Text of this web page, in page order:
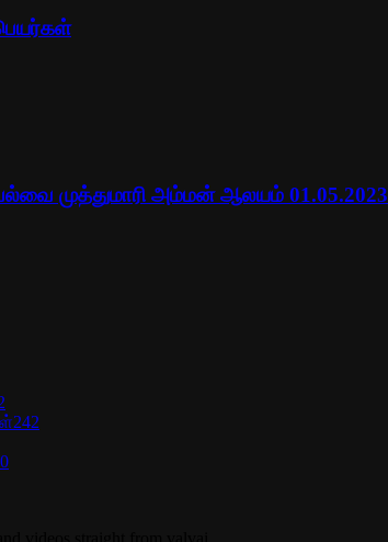
வல்வை முத்துமாரி அம்மன் ஆலயம் 01.05.2023
242